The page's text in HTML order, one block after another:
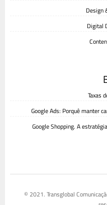
Design
Digital
Taxas
Google Ads: Porquê manter
Google Shopping. A
© 2021. Transglobal